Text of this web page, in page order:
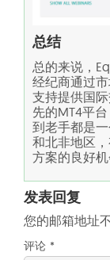
总结
总的来说，
经纪商通过
支持提供国
先的MT4平
到老手都是
和北非地区
方案的良好机
发表回复
您的邮箱地址
评论 *